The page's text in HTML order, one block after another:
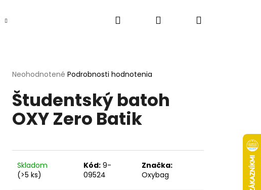
Hľadať PrihlásenieNákupný
Priemerné
produktu
je
0,0
z
Neohodnotené Podrobnosti hodnotenia
Študentský batoh
OXY Zero Batik
Skladom
(>5 ks)
Kód: 9-
09524
Značka:
Oxybag